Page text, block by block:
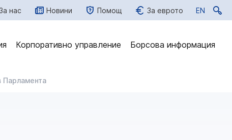
нас Новини Помощ За еврото EN
EN
Корпоративно управление Борсова информация
Парламента